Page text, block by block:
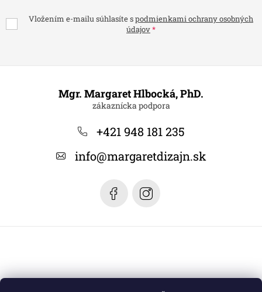
Vložením e-mailu súhlasíte spodmienkami ochrany osobných
údajov
Mgr. Margaret Hlbocká, PhD.
+421 948 181 235
info@margaretdizajn.sk